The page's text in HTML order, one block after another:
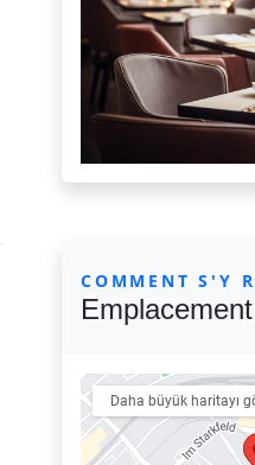
COMMENT S'Y
Emplacement